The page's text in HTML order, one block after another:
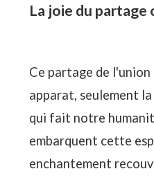
La joie du
Ce partage de l'union
apparat, seulement
qui fait notre
embarquent cette
enchantement